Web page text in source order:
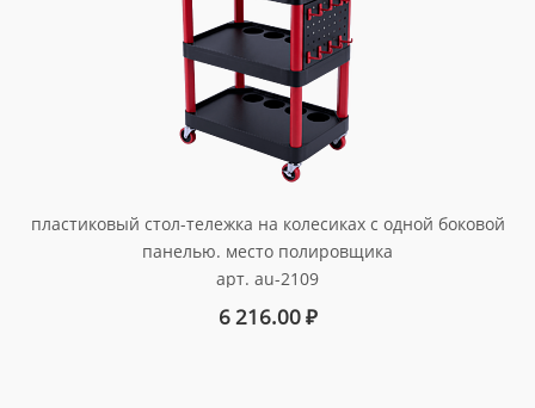
пластиковый стол-тележка на колесиках с одной боковой
панелью. место полировщика
арт. au-2109
6 216.00₽